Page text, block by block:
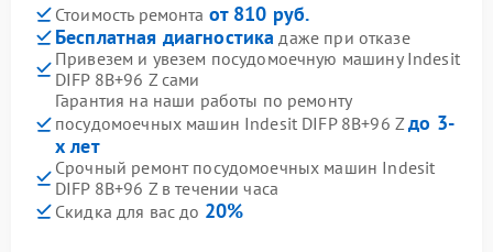
Стоимость ремонта от 810 руб.
Бесплатная диагностика даже при отказе
Привезем и увезем посудомоечную машину Indesit
DIFP 8B+96 Z сами
Гарантия на наши работы по ремонту
посудомоечных машин Indesit DIFP 8B+96 Zдо 3-
х лет
Срочный ремонт посудомоечных машин Indesit
DIFP 8B+96 Z в течении часа
Скидка для вас до 20%